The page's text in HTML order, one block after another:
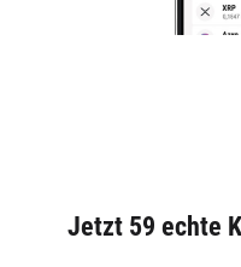
Jetzt 59 echte